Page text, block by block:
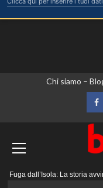
Chi siamo –
Fuga dall’Isola: La storia